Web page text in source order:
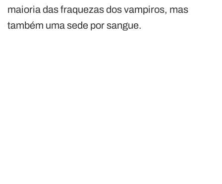
maioria das fraquezas dos vampiros, mas
também uma sede por sangue.